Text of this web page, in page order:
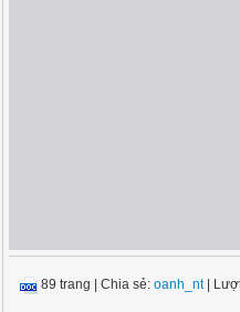
89 trang |Chia sẻ:oanh_nt|